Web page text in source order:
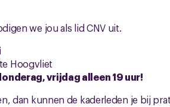
we jou als lid CNV uit.
vrijdag alleen 19 uur!
dan kunnen de kaderleden je bij